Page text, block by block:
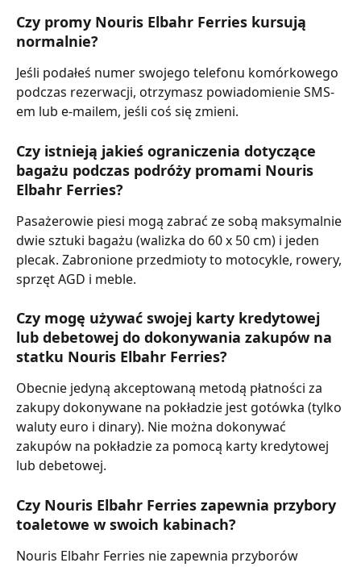
Czy promy Nouris Elbahr Ferries kursują
normalnie?
Jeśli podałeś numer swojego telefonu komórkowego
podczas rezerwacji, otrzymasz powiadomienie SMS-
em lub e-mailem, jeśli coś się zmieni.
Czy istnieją jakieś ograniczenia dotyczące
bagażu podczas podróży promami Nouris
Elbahr Ferries?
Pasażerowie piesi mogą zabrać ze sobą maksymalnie
dwie sztuki bagażu (walizka do 60 x 50 cm) i jeden
plecak. Zabronione przedmioty to motocykle, rowery,
sprzęt AGD i meble.
Czy mogę używać swojej karty kredytowej
lub debetowej do dokonywania zakupów na
statku Nouris Elbahr Ferries?
Obecnie jedyną akceptowaną metodą płatności za
zakupy dokonywane na pokładzie jest gotówka (tylko
waluty euro i dinary). Nie można dokonywać
zakupów na pokładzie za pomocą karty kredytowej
lub debetowej.
Czy Nouris Elbahr Ferries zapewnia przybory
toaletowe w swoich kabinach?
Nouris Elbahr Ferries nie zapewnia przyborów